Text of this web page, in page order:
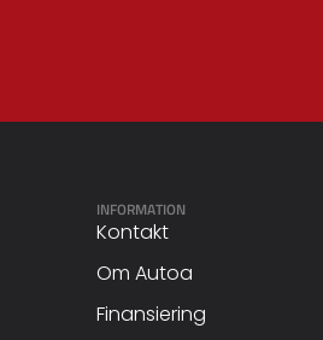
INFORMATION
Kontakt
Om Autoa
Finansiering